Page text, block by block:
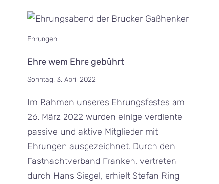
Ehrungen
Ehre wem Ehre gebührt
Sonntag, 3. April 2022
Im Rahmen unseres Ehrungsfestes am
26. März 2022 wurden einige verdiente
passive und aktive Mitglieder mit
Ehrungen ausgezeichnet. Durch den
Fastnachtverband Franken, vertreten
durch Hans Siegel, erhielt Stefan Ring